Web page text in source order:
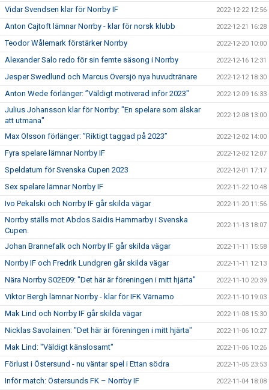
Vidar Svendsen klar för Norrby IF 2022-12-22 12:56
Anton Cajtoft lämnar Norrby - klar för norsk klubb 2022-12-21 16:28
Teodor Wålemark förstärker Norrby 2022-12-20 10:00
Alexander Salo redo för sin femte säsong i Norrby 2022-12-16 12:31
Jesper Swedlund och Marcus Översjö nya huvudtränare 2022-12-12 18:30
Anton Wede förlänger: ”Väldigt motiverad inför 2023" 2022-12-09 16:33
Julius Johansson klar för Norrby: "En spelare som älskar
att utmana"
2022-12-08 13:00
Max Olsson förlänger: ”Riktigt taggad på 2023” 2022-12-02 14:00
Fyra spelare lämnar Norrby IF 2022-12-02 12:07
Speldatum för Svenska Cupen 2023 2022-12-01 17:17
Sex spelare lämnar Norrby IF 2022-11-22 10:48
Ivo Pekalski och Norrby IF går skilda vägar 2022-11-20 11:56
Norrby ställs mot Abdos Saidis Hammarby i Svenska
Cupen.
2022-11-13 18:07
Johan Brannefalk och Norrby IF går skilda vägar 2022-11-11 15:58
Norrby IF och Fredrik Lundgren går skilda vägar 2022-11-11 12:13
Nära Norrby S02E09: "Det här är föreningen i mitt hjärta" 2022-11-10 20:39
Viktor Bergh lämnar Norrby - klar för IFK Värnamo 2022-11-10 19:03
Mak Lind och Norrby IF går skilda vägar 2022-11-08 15:30
Nicklas Savolainen: "Det här är föreningen i mitt hjärta" 2022-11-06 10:27
Mak Lind: "Väldigt känslosamt" 2022-11-06 10:26
Förlust i Östersund - nu väntar spel i Ettan södra 2022-11-05 23:53
Inför match: Östersunds FK – Norrby IF 2022-11-04 18:08